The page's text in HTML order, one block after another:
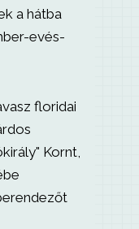
a hátba
evés-
floridai
Kornt,